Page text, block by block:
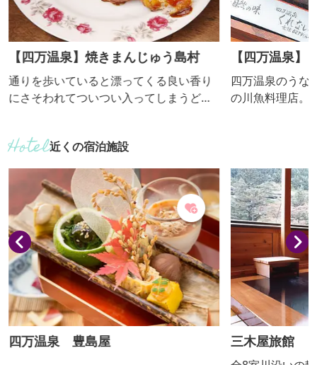
【四万温泉】焼きまんじゅう島村
通りを歩いていると漂ってくる良い香り
にさそわれてついつい入ってしまうどこ
たっぷり塗って炭火で焼き上げる香ばし
くてホカホカの焼きまんじゅう！食べ歩
きにも最適です。 ※不定休
【四万温泉
ない
四万温泉のうな
の川魚料理店。
げたふっくら柔
すすめ 湯むし
き 2,900円 ５
たれ、炭火で焼
仕入れ、当日分だ
休 メニュー...
近くの宿泊施設
四万温泉 豊島屋 三木屋旅館